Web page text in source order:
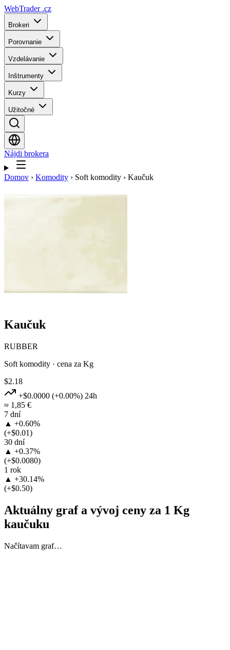
WebTrader .cz
Brokeri
Porovnanie
Vzdelávanie
Inštrumenty
Kurzy
Užitočné
Nájdi brokera
Domov › Komodity › Soft komodity › Kaučuk
Kaučuk
RUBBER
Soft komodity · cena za Kg
$2.18
+$0.0000 (+0.00%) 24h
≈ 1,85 €
7 dní
▲ +0.60%
(+$0.01)
30 dní
▲ +0.37%
(+$0.0080)
1 rok
▲ +30.14%
(+$0.50)
Aktuálny graf a vývoj ceny za 1 Kg
kaučuku
Načítavam graf…